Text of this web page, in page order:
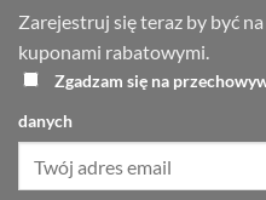
Zarejestruj się teraz by być
kuponami rabatowymi.
Zgadzam się na
danych